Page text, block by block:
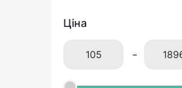
Ціна
-